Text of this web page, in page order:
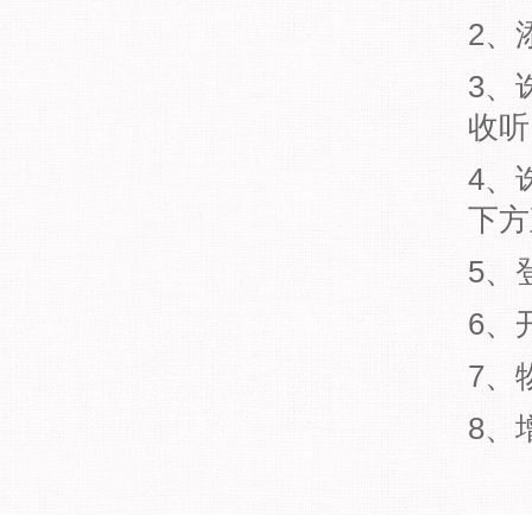
2、
3、
收
4、
下
5、
6、
7、
8、